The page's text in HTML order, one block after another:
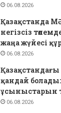
06.08.2026
Қазақстанда
негізсіз
жаңа жүйесі
06.08.2026
Қазақстандағы
қандай болады:
ұсыныстарын
06.08.2026